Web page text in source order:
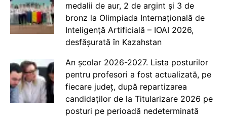
medalii de aur, 2 de argint și 3 de
bronz la Olimpiada Internațională de
Inteligență Artificială – IOAI 2026,
desfășurată în Kazahstan
An școlar 2026-2027. Lista posturilor
pentru profesori a fost actualizată, pe
fiecare județ, după repartizarea
candidaților de la Titularizare 2026 pe
posturi pe perioadă nedeterminată